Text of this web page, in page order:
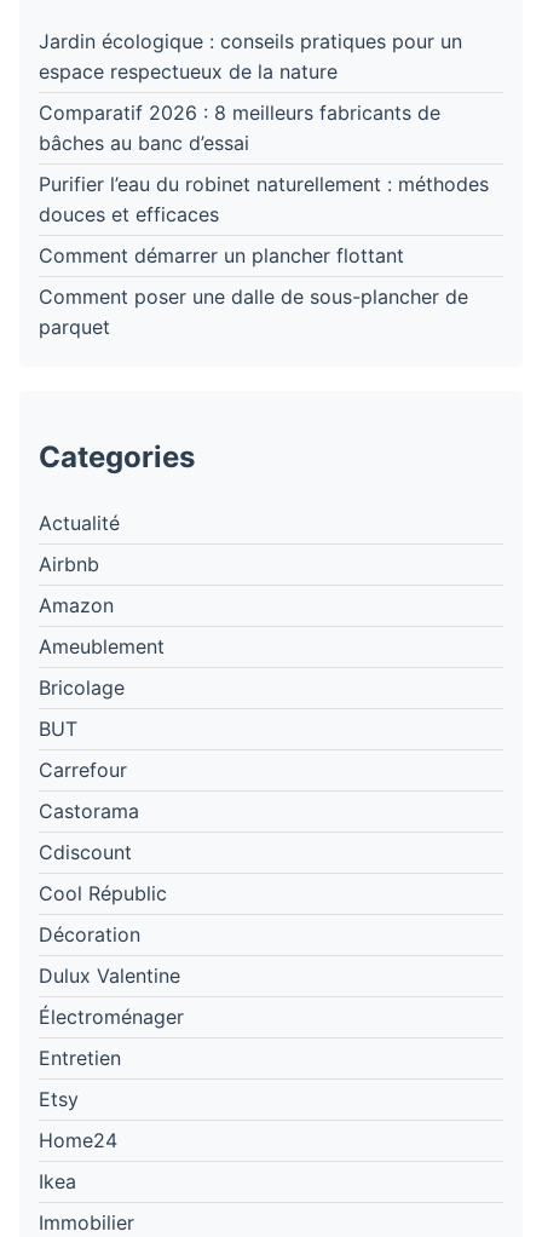
Jardin écologique : conseils pratiques pour un
espace respectueux de la nature
Comparatif 2026 : 8 meilleurs fabricants de
bâches au banc d’essai
Purifier l’eau du robinet naturellement : méthodes
douces et efficaces
Comment démarrer un plancher flottant
Comment poser une dalle de sous-plancher de
parquet
Categories
Actualité
Airbnb
Amazon
Ameublement
Bricolage
BUT
Carrefour
Castorama
Cdiscount
Cool Républic
Décoration
Dulux Valentine
Électroménager
Entretien
Etsy
Home24
Ikea
Immobilier